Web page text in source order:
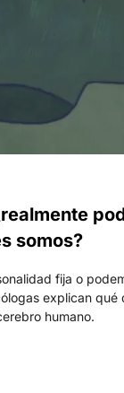
somos?
fija o
explican qué
humano.